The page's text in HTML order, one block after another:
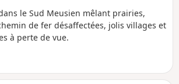
le Sud Meusien mêlant prairies,
de fer désaffectées, jolis villages et
à perte de vue.